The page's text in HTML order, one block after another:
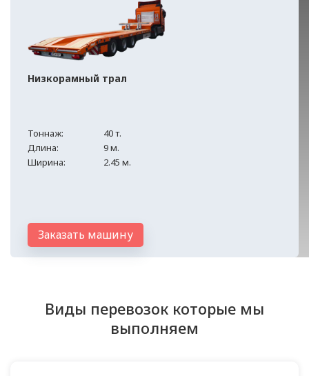
Низкорамный трал
Тоннаж:
40 т.
Длина:
9 м.
Ширина:
2.45 м.
Заказать машину
Виды перевозок которые мы
выполняем